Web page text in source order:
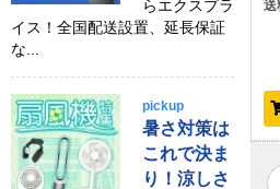
送
らエクスプラ
イス！全国配送設置、延長保証
な...
pickup
暑さ対策は
これで決ま
り！涼しさ